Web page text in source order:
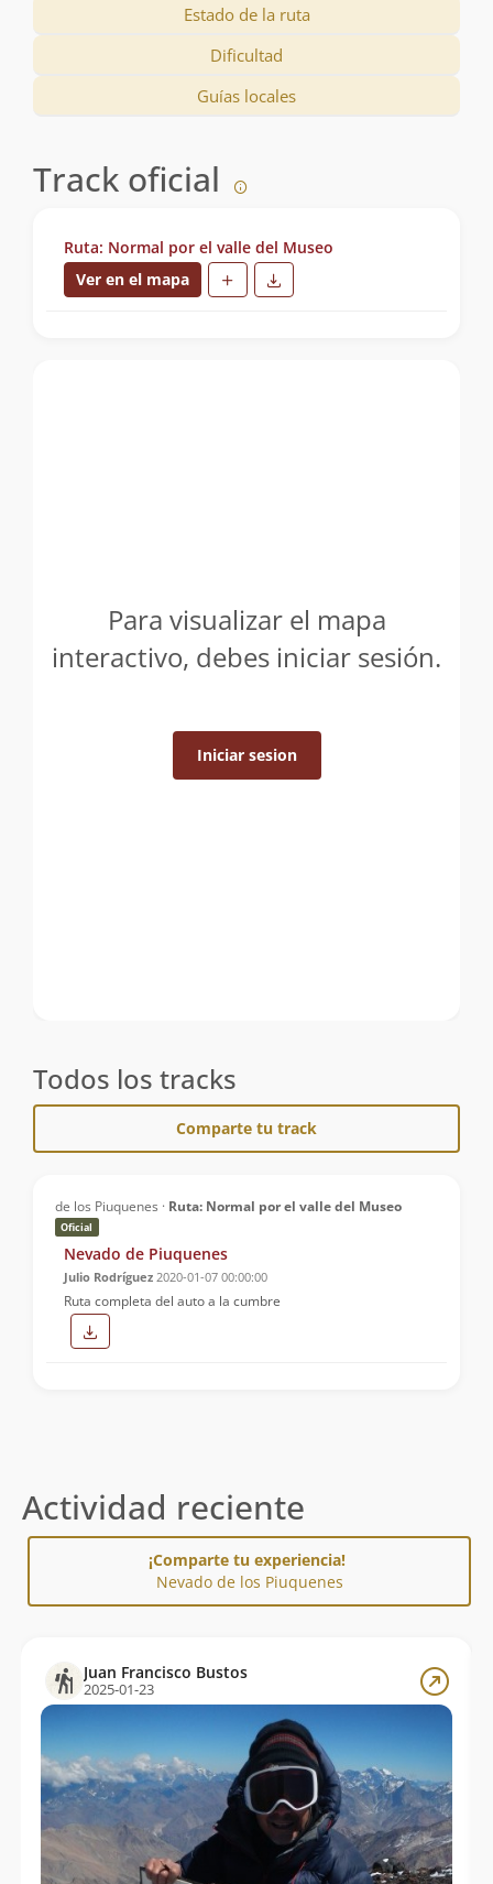
Estado de la ruta
Dificultad
Guías locales
Track oficial
Ruta: Normal por el valle del Museo
Ver en el mapa
Para visualizar el mapa
interactivo, debes iniciar sesión.
Iniciar sesion
Todos los tracks
Comparte tu track
de los Piuquenes · Ruta: Normal por el valle del Museo
Oficial
Nevado de Piuquenes
Julio Rodríguez 2020-01-07 00:00:00
Ruta completa del auto a la cumbre
Actividad reciente
¡Comparte tu experiencia!
Nevado de los Piuquenes
Juan Francisco Bustos
2025-01-23